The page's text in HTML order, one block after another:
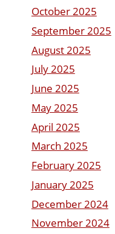
October 2025
September 2025
August 2025
July 2025
June 2025
May 2025
April 2025
March 2025
February 2025
January 2025
December 2024
November 2024